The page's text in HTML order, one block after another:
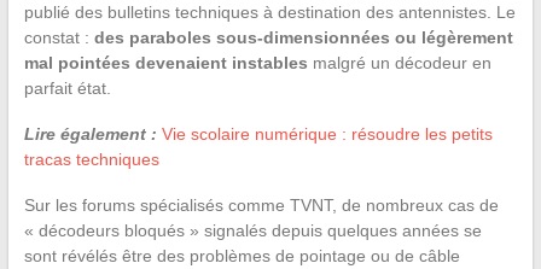
publié des bulletins techniques à destination des antennistes. Le
constat : des paraboles sous-dimensionnées ou légèrement
mal pointées devenaient instables malgré un décodeur en
parfait état.
Lire également : Vie scolaire numérique : résoudre les petits
tracas techniques
Sur les forums spécialisés comme TVNT, de nombreux cas de
« décodeurs bloqués » signalés depuis quelques années se
sont révélés être des problèmes de pointage ou de câble